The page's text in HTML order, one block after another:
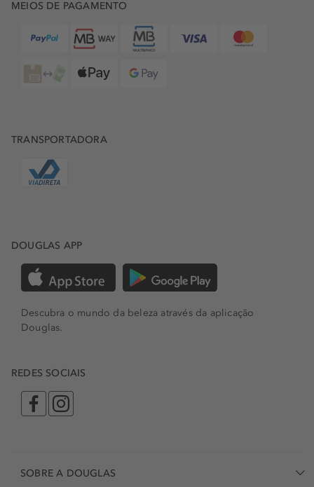
MEIOS DE PAGAMENTO
TRANSPORTADORA
DOUGLAS APP
Descubra o mundo da beleza através da aplicação
Douglas.
REDES SOCIAIS
SOBRE A DOUGLAS